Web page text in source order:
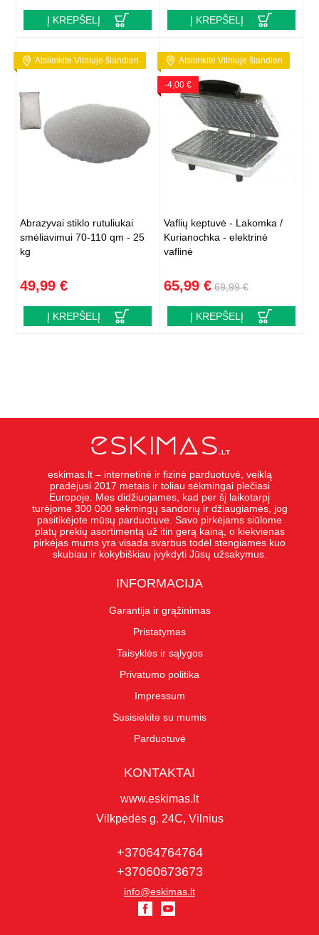
Į KREPŠELĮ Į KREPŠELĮ
Atsiimkite Vilniuje šiandien
Abrazyvai stiklo rutuliukai
smėliavimui 70-110 qm - 25
kg
49,99 €
Į KREPŠELĮ
Atsiimkite Vilniuje šiandien
-4,00 €
Vaflių keptuvė - Lakomka /
Kurianochka - elektrinė
vaflinė
65,99 € 69,99 €
Į KREPŠELĮ
eskimas.lt – internetinė ir fizinė parduotuvė, veiklą
pradėjusi 2017 metais ir toliau sėkmingai plečiasi
Europoje. Mes didžiuojames, kad per šį laikotarpį
turėjome 300 000 sėkmingų sandorių ir džiaugiamės, jog
pasitikėjote mūsų parduotuve. Savo pirkėjams siūlome
platų prekių asortimentą už itin gerą kainą, o kiekvienas
pirkėjas mums yra visada svarbus todėl stengiames kuo
skubiau ir kokybiškiau įvykdyti Jūsų užsakymus.
INFORMACIJA
Garantija ir grąžinimas
Pristatymas
Taisyklės ir sąlygos
Privatumo politika
Impressum
Susisiekite su mumis
Parduotuvė
KONTAKTAI
www.eskimas.lt
Vilkpėdės g. 24C, Vilnius
+37064764764
+37060673673
info@eskimas.lt